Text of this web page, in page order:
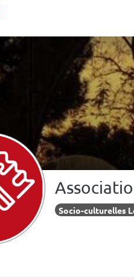
Socio-culturelles